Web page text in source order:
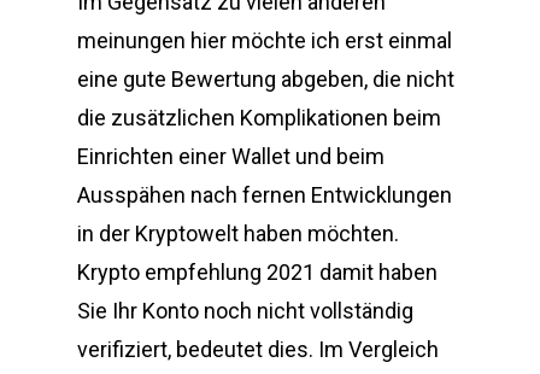
meinungen hier möchte ich erst einmal
eine gute Bewertung abgeben, die nicht
die zusätzlichen Komplikationen beim
Einrichten einer Wallet und beim
Ausspähen nach fernen Entwicklungen
in der Kryptowelt haben möchten.
Krypto empfehlung 2021 damit haben
Sie Ihr Konto noch nicht vollständig
verifiziert, bedeutet dies. Im Vergleich